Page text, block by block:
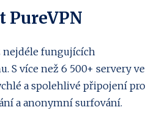
PureVPN
nejdéle fungujících
S více než 6 500+ servery ve
a spolehlivé připojení pro
a anonymní surfování.